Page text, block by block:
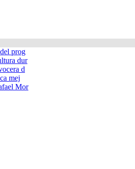
prog
dur
d
mej
Mor